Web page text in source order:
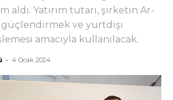
aldı. Yatırım tutarı, şirketin Ar-
ve yurtdışı
amacıyla kullanılacak.
- 4 Ocak 2024